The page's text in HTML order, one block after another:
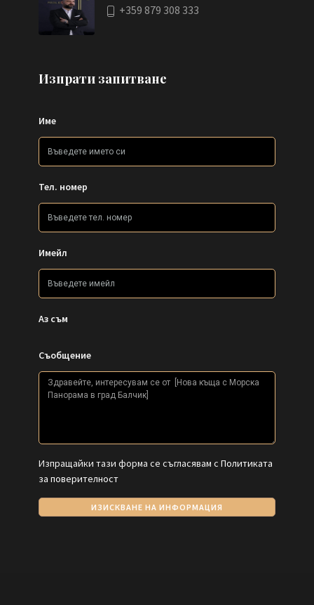
+359 879 308 333
Изпрати запитване
Име
Тел. номер
Имейл
Аз съм
Съобщение
Изпращайки тази форма се съгласявам с Политиката
за поверителност
ИЗИСКВАНЕ НА ИНФОРМАЦИЯ